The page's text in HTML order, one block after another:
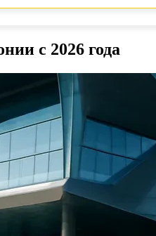
с 2026 года